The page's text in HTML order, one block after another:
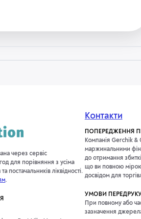
через сервіс
для порівняння з усіма
постачальників ліквідності.
.
Контакти
ПОПЕРЕДЖЕННЯ
Компанія Gerchik &
маржинальними
до отримання
що ви повною мірою
досвідом для
УМОВИ ПЕРЕДРУКУ
При повному або
зазначення